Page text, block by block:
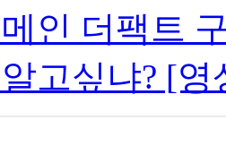
인 더팩트
고싶냐? [